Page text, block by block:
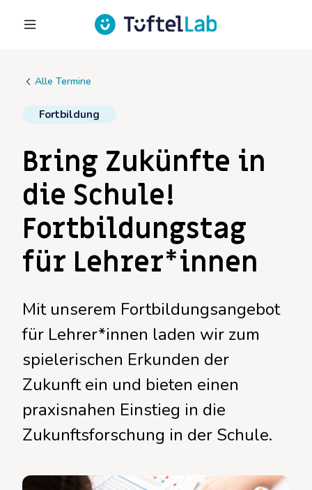
Alle Termine
Fortbildung
Bring Zukünfte in
die Schule!
Fortbildungstag
für Lehrer*innen
Mit unserem Fortbildungsangebot
für Lehrer*innen laden wir zum
spielerischen Erkunden der
Zukunft ein und bieten einen
praxisnahen Einstieg in die
Zukunftsforschung in der Schule.